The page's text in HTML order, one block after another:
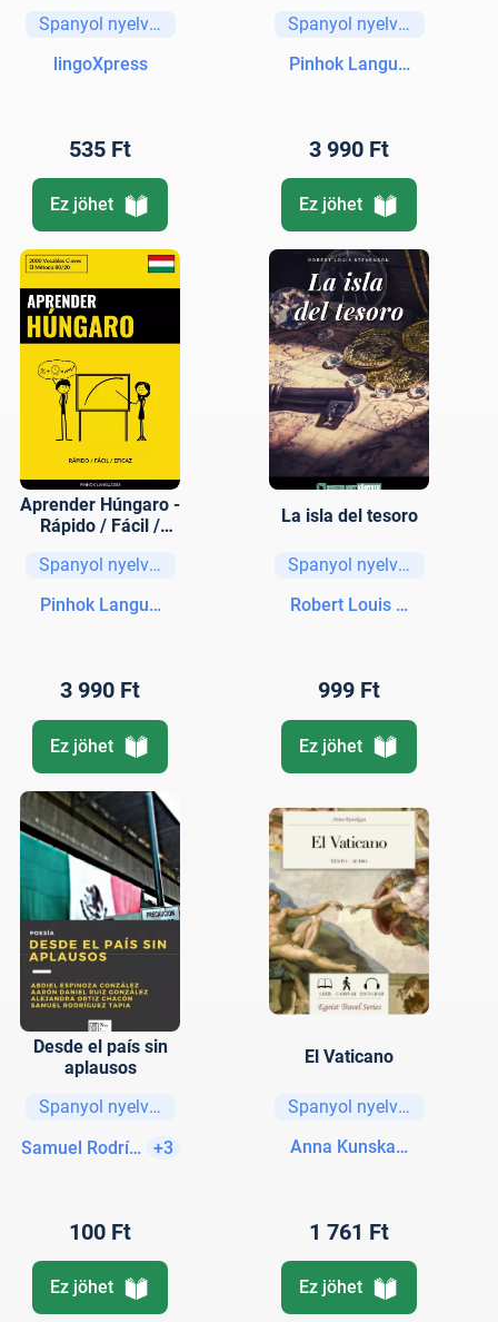
Spanyol nyelvű könyvek
lingoXpress
535 Ft
Ez jöhet
Spanyol nyelvű könyvek
Pinhok Languages
3 990 Ft
Ez jöhet
Aprender Húngaro -
Rápido / Fácil /
Spanyol nyelvű könyvek
Pinhok Languages
3 990 Ft
Ez jöhet
La isla del tesoro
Spanyol nyelvű könyvek
Robert Louis Stevenson
999 Ft
Ez jöhet
Desde el país sin
aplausos
Spanyol nyelvű könyvek
Samuel Rodríguez Tapia
+3
100 Ft
Ez jöhet
El Vaticano
Spanyol nyelvű könyvek
Anna Kunskaya, Vladimir
1 761 Ft
Ez jöhet